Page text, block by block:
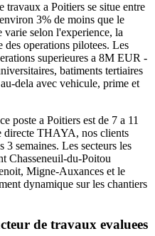
a Poitiers se situe entre
3% de moins que le
selon l'experience, la
operations pilotees. Les
superieures a 8M EUR -
batiments tertiaires
dela avec vehicule, prime et
poste a Poitiers est de 7 a 11
directe THAYA, nos clients
semaines. Les secteurs les
Chasseneuil-du-Poitou
Migne-Auxances et le
dynamique sur les chantiers
de travaux evaluees